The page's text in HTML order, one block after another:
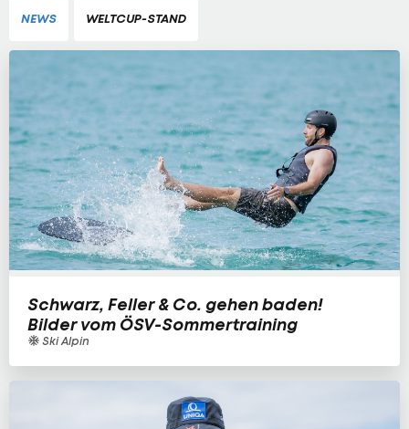
NEWS WELTCUP-STAND
Schwarz, Feller & Co. gehen baden!
Bilder vom ÖSV-Sommertraining
Ski Alpin